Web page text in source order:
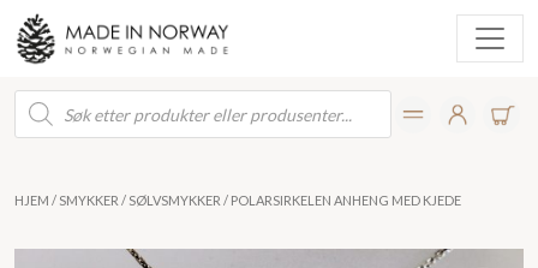
Products
search
HJEM / SMYKKER / SØLVSMYKKER / POLARSIRKELEN ANHENG MED KJEDE